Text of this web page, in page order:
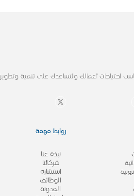
احتياجات أعمالك ولتساعدك على تنمية
روابط مهمة
نبذة عنا
شركائنا
استشاره
الوظائف
المدونة